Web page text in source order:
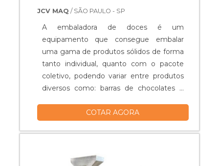
JCV MAQ / SÃO PAULO - SP
A embaladora de doces é um
equipamento que consegue embalar
uma gama de produtos sólidos de forma
tanto individual, quanto com o pacote
coletivo, podendo variar entre produtos
diversos como: barras de chocolates e
Regulagem automática; Motor elétrico;
longitudinal; Tamanho único; Entre
COTAR AGORA